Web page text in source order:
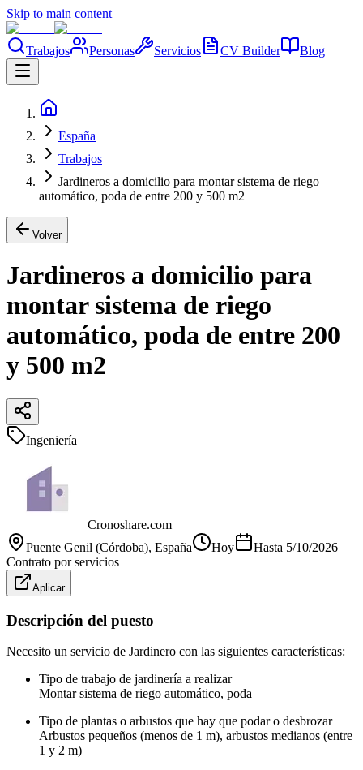
Skip to main content
Trabajos Personas Servicios CV Builder Blog
España
Trabajos
Jardineros a domicilio para montar sistema de riego
automático, poda de entre 200 y 500 m2
Volver
Jardineros a domicilio para
montar sistema de riego
automático, poda de entre 200
y 500 m2
Ingeniería
Cronoshare.com
Puente Genil (Córdoba), España Hoy Hasta 5/10/2026
Contrato por servicios
Aplicar
Descripción del puesto
Necesito un servicio de Jardinero con las siguientes características:
Tipo de trabajo de jardinería a realizar
Montar sistema de riego automático, poda
Tipo de plantas o arbustos que hay que podar o desbrozar
Arbustos pequeños (menos de 1 m), arbustos medianos (entre
1 y 2 m)